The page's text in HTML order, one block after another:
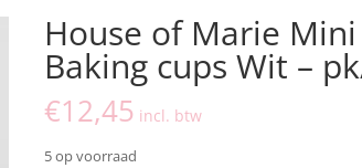
House of Marie Mini
Baking cups Wit –
€12,45 incl. btw
5 op voorraad